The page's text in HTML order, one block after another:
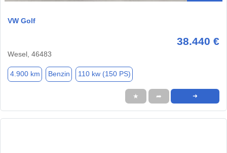
VW Golf
38.440 €
Wesel, 46483
4.900 km Benzin 110 kw (150 PS)
★ ➦ ➜